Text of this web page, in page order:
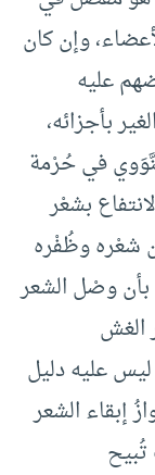
وإن كان
عليه
بأجزائه،
في حُرْمة
بشعْر
شعْره وظُفْره
ذلك بأن وصْل الشعر
الغش
عليه دليل
الشعر
تُبيح